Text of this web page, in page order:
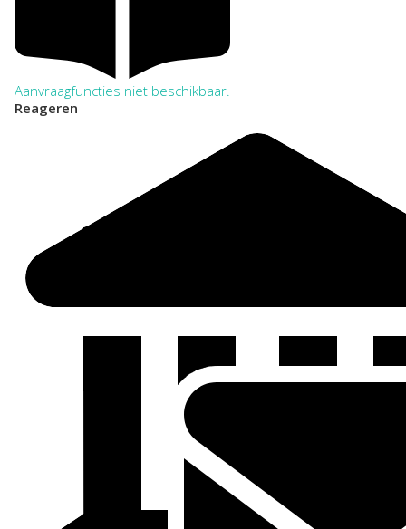
Aanvraagfuncties niet beschikbaar.
Reageren